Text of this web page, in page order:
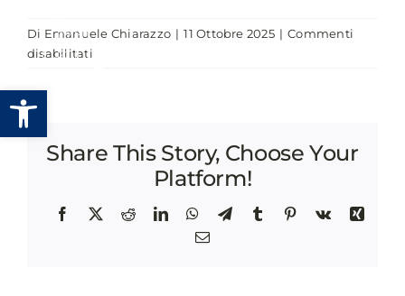
Apri la barra degli strumenti
contenuto
Di Emanuele Chiarazzo | 11 Ottobre 2025 | Commenti
disabilitatisu
INNOVAZIONE
2025
Share This Story, Choose Your
Platform!
Facebook
X RedditLinkedInWhatsApp
TelegramTumblr Pinterest
Vk Xing
Email